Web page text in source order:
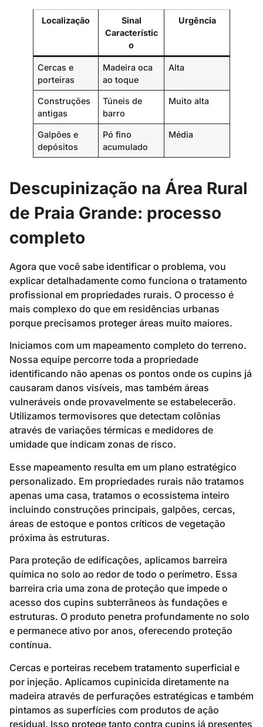
Localização
Sinal
Característic
o
Urgência
Cercas e
porteiras
Madeira oca
ao toque
Alta
Construções
antigas
Túneis de
barro
Muito alta
Galpões e
depósitos
Pó fino
acumulado
Média
Descupinização na Área Rural
de Praia Grande: processo
completo
Agora que você sabe identificar o problema, vou
explicar detalhadamente como funciona o tratamento
profissional em propriedades rurais. O processo é
mais complexo do que em residências urbanas
porque precisamos proteger áreas muito maiores.
Iniciamos com um mapeamento completo do terreno.
Nossa equipe percorre toda a propriedade
identificando não apenas os pontos onde os cupins já
causaram danos visíveis, mas também áreas
vulneráveis onde provavelmente se estabelecerão.
Utilizamos termovisores que detectam colônias
através de variações térmicas e medidores de
umidade que indicam zonas de risco.
Esse mapeamento resulta em um plano estratégico
personalizado. Em propriedades rurais não tratamos
apenas uma casa, tratamos o ecossistema inteiro
incluindo construções principais, galpões, cercas,
áreas de estoque e pontos críticos de vegetação
próxima às estruturas.
Para proteção de edificações, aplicamos barreira
química no solo ao redor de todo o perímetro. Essa
barreira cria uma zona de proteção que impede o
acesso dos cupins subterrâneos às fundações e
estruturas. O produto penetra profundamente no solo
e permanece ativo por anos, oferecendo proteção
contínua.
Cercas e porteiras recebem tratamento superficial e
por injeção. Aplicamos cupinicida diretamente na
madeira através de perfurações estratégicas e também
pintamos as superfícies com produtos de ação
residual. Isso protege tanto contra cupins já presentes